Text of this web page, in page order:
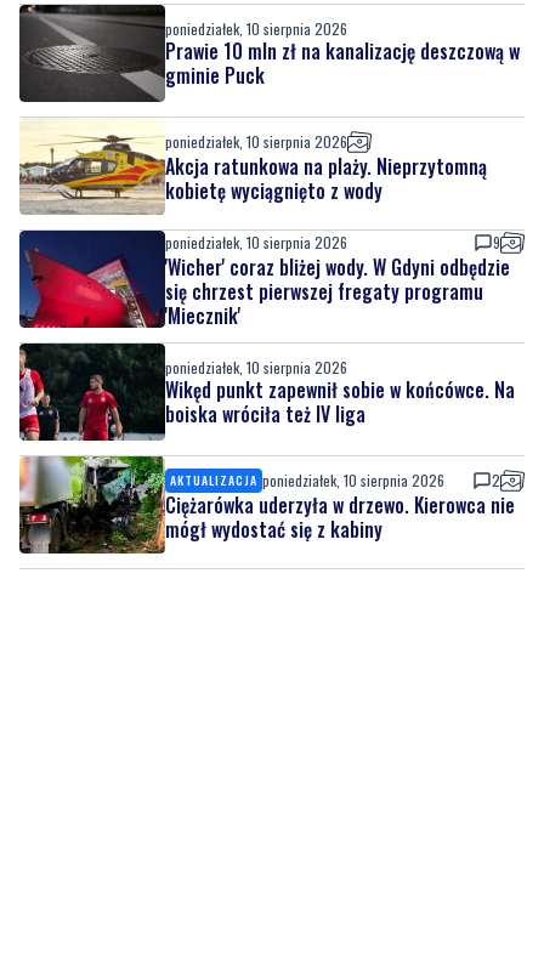
poniedziałek, 10 sierpnia 2026
Prawie 10 mln zł na kanalizację deszczową w
gminie Puck
poniedziałek, 10 sierpnia 2026
Akcja ratunkowa na plaży. Nieprzytomną
kobietę wyciągnięto z wody
poniedziałek, 10 sierpnia 2026 9
'Wicher' coraz bliżej wody. W Gdyni odbędzie
się chrzest pierwszej fregaty programu
'Miecznik'
poniedziałek, 10 sierpnia 2026
Wikęd punkt zapewnił sobie w końcówce. Na
boiska wróciła też IV liga
AKTUALIZACJA poniedziałek, 10 sierpnia 2026 2
Ciężarówka uderzyła w drzewo. Kierowca nie
mógł wydostać się z kabiny